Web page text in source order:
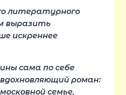
литературного
выразить
искреннее
сама по себе
роман:
семье,